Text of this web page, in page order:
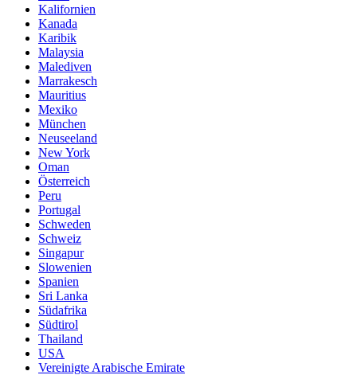
Kalifornien
Kanada
Karibik
Malaysia
Malediven
Marrakesch
Mauritius
Mexiko
München
Neuseeland
New York
Oman
Österreich
Peru
Portugal
Schweden
Schweiz
Singapur
Slowenien
Spanien
Sri Lanka
Südafrika
Südtirol
Thailand
USA
Vereinigte Arabische Emirate